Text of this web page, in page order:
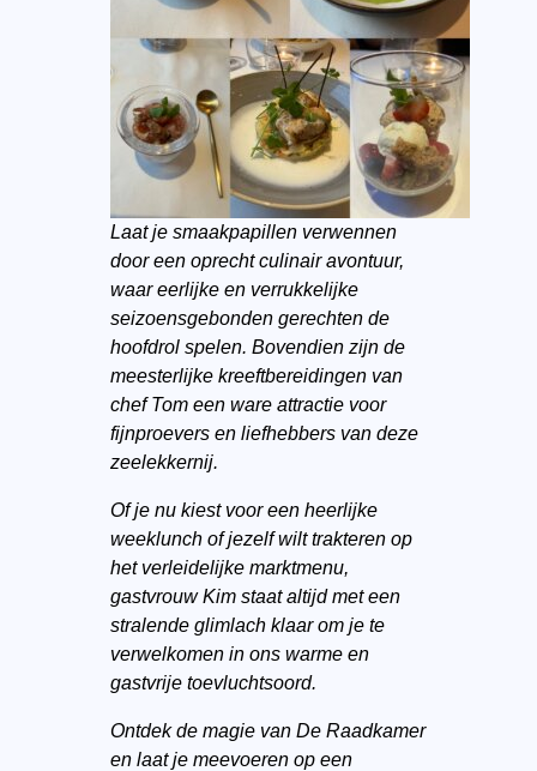
Laat je smaakpapillen verwennen
door een oprecht culinair avontuur,
waar eerlijke en verrukkelijke
seizoensgebonden gerechten de
hoofdrol spelen. Bovendien zijn de
meesterlijke kreeftbereidingen van
chef Tom een ware attractie voor
fijnproevers en liefhebbers van deze
zeelekkernij.
Of je nu kiest voor een heerlijke
weeklunch of jezelf wilt trakteren op
het verleidelijke marktmenu,
gastvrouw Kim staat altijd met een
stralende glimlach klaar om je te
verwelkomen in ons warme en
gastvrije toevluchtsoord.
Ontdek de magie van De Raadkamer
en laat je meevoeren op een